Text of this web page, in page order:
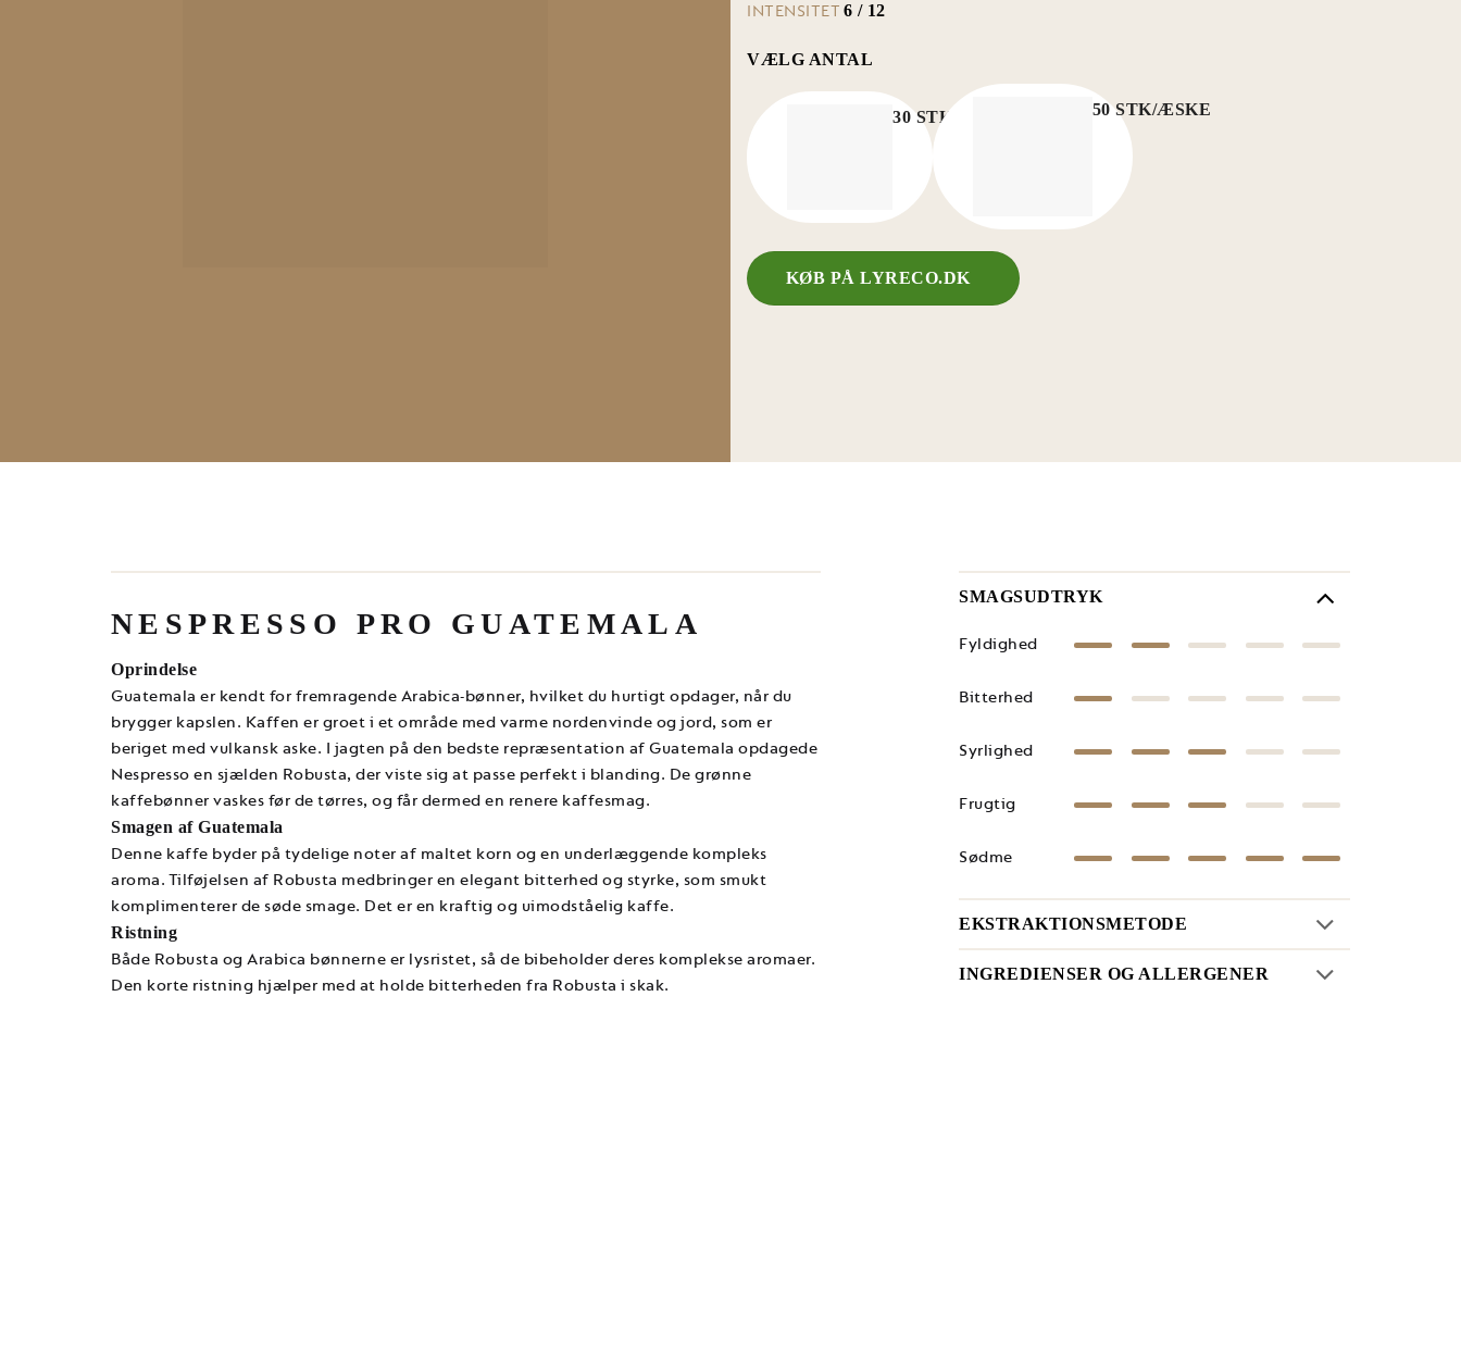
INTENSITET 6 / 12
VÆLG ANTAL
30 STK/RØR 50 STK/ÆSKE
KØB PÅ LYRECO.DK
NESPRESSO PRO GUATEMALA
Oprindelse
Guatemala er kendt for fremragende Arabica-bønner, hvilket du hurtigt opdager, når du
brygger kapslen. Kaffen er groet i et område med varme nordenvinde og jord, som er
beriget med vulkansk aske. I jagten på den bedste repræsentation af Guatemala opdagede
Nespresso en sjælden Robusta, der viste sig at passe perfekt i blanding. De grønne
kaffebønner vaskes før de tørres, og får dermed en renere kaffesmag.
Smagen af Guatemala
Denne kaffe byder på tydelige noter af maltet korn og en underlæggende kompleks
aroma. Tilføjelsen af Robusta medbringer en elegant bitterhed og styrke, som smukt
komplimenterer de søde smage. Det er en kraftig og uimodståelig kaffe.
Ristning
Både Robusta og Arabica bønnerne er lysristet, så de bibeholder deres komplekse aromaer.
Den korte ristning hjælper med at holde bitterheden fra Robusta i skak.
SMAGSUDTRYK
Fyldighed
Bitterhed
Syrlighed
Frugtig
Sødme
EKSTRAKTIONSMETODE
INGREDIENSER OG ALLERGENER